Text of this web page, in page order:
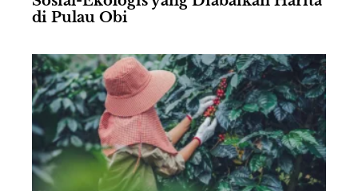
di Pulau Obi